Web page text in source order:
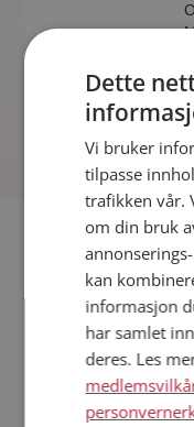
Fler single
Flere singlemenn fra
videco66
Dette
Vi bruker
tilpasse
trafikken vår.
om din bruk
kan
informasjon
har samlet
deres. Les